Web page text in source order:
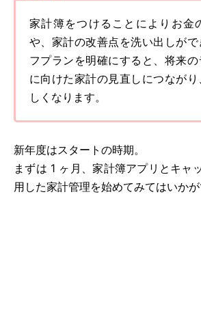
家計簿をつけることによりお金
や、家計の改善点を洗い出しがで
フプランを明確にすると、将来の
に向けた家計の見直しにつなが
しくなります。
新年度はスタートの時期。
まずは 1 ヶ月、家計簿アプリとキャ
用した家計管理を始めてみてはいか